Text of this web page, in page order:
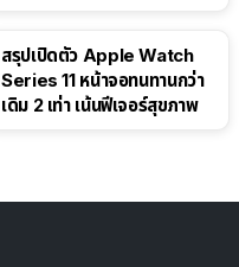
สรุปเปิดตัว Apple Watch
Series 11 หน้าจอทนทานกว่า
เดิม 2 เท่า เน้นฟีเจอร์สุขภาพ